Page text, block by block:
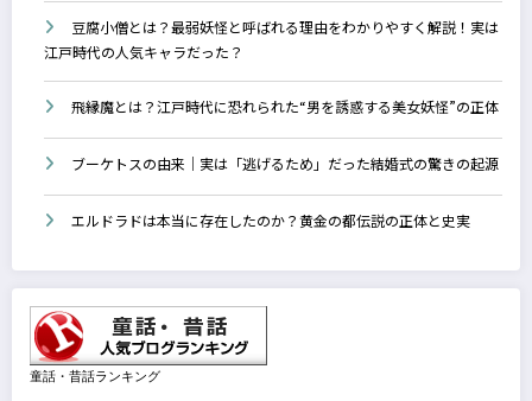
豆腐小僧とは？最弱妖怪と呼ばれる理由をわかりやすく解説！実は
江戸時代の人気キャラだった？
飛縁魔とは？江戸時代に恐れられた“男を誘惑する美女妖怪”の正体
ブーケトスの由来｜実は「逃げるため」だった結婚式の驚きの起源
エルドラドは本当に存在したのか？黄金の都伝説の正体と史実
童話・昔話ランキング